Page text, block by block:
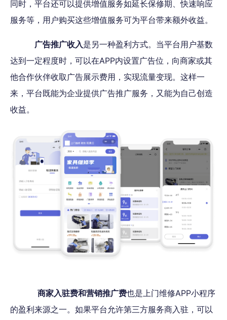
同时，平台还可以提供增值服务如延长保修期、快速响应
服务等，用户购买这些增值服务可为平台带来额外收益。
广告推广收入是另一种盈利方式。当平台用户基数
达到一定程度时，可以在APP内设置广告位，向商家或其
他合作伙伴收取广告展示费用，实现流量变现。这样一
来，平台既能为企业提供广告推广服务，又能为自己创造
收益。
商家入驻费和营销推广费也是上门维修APP小程序
的盈利来源之一。如果平台允许第三方服务商入驻，可以